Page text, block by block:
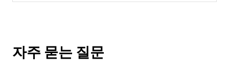
자주 묻는 질문